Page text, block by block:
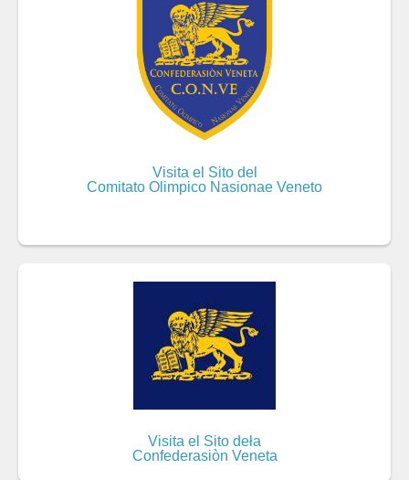
Visita el Sito del
Comitato Olimpico Nasionae Veneto
Visita el Sito deła
Confederasiòn Veneta